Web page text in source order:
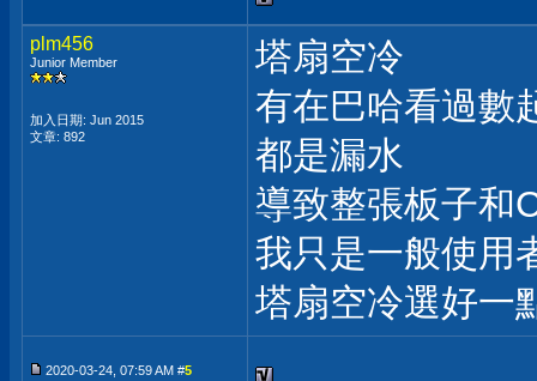
plm456
Junior Member
加入日期: Jun 2015
文章: 892
塔扇空冷
有在巴哈看過數
都是漏水
導致整張板子和
我只是一般使用
塔扇空冷選好一
2020-03-24, 07:59 AM #5